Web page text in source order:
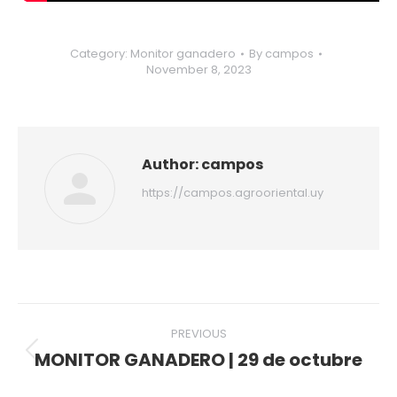
Category: Monitor ganadero By campos
November 8, 2023
Author:campos
https://campos.agrooriental.uy
navigation
PREVIOUS
Previous
MONITOR GANADERO | 29 de octubre